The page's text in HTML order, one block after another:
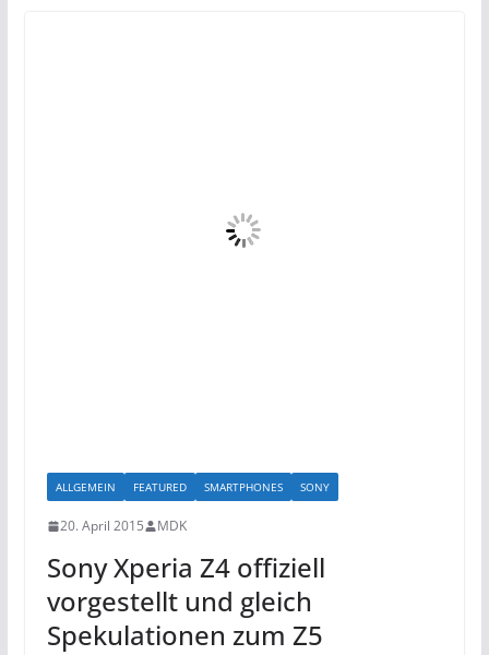
ALLGEMEIN FEATURED SMARTPHONES SONY
20. April 2015 MDK
Sony Xperia Z4 offiziell
vorgestellt und gleich
Spekulationen zum Z5